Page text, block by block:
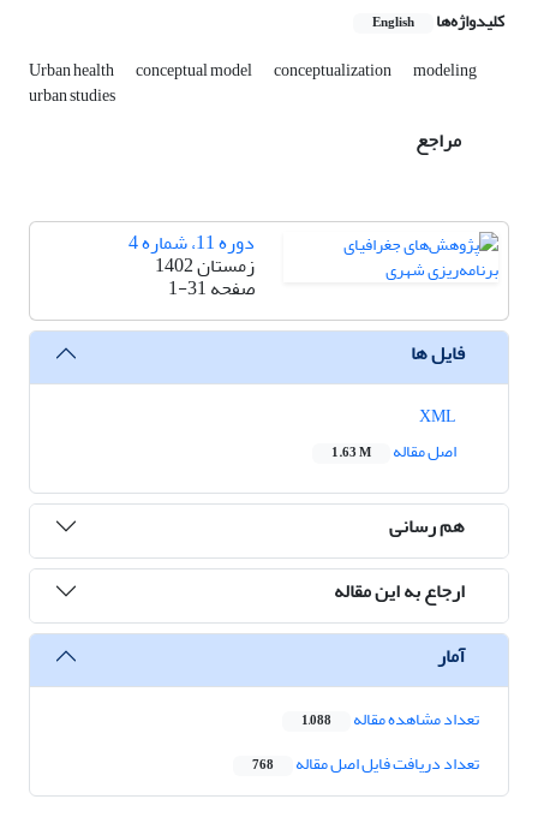
کلیدواژه‌ها English
Urban health conceptual model conceptualization modeling
urban studies
مراجع
دوره 11، شماره 4
زمستان 1402
صفحه1-31
فایل ها
اصل مقاله
1.63 M
هم رسانی
ارجاع به این مقاله
آمار
تعداد مشاهده مقاله 1,088
تعداد دریافت فایل اصل مقاله 768